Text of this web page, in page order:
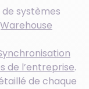
de systèmes
de l’entreprise.
de chaque